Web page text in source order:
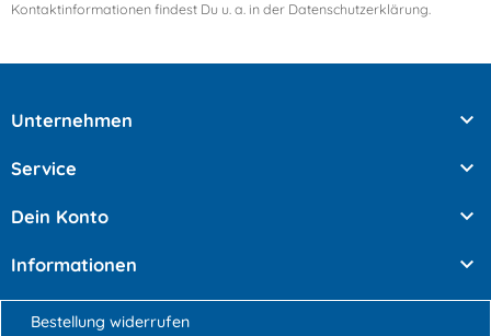
Kontaktinformationen findest Du u. a. in der Datenschutzerklärung.
Unternehmen 
Service 
Dein Konto 
Informationen 
Bestellung widerrufen